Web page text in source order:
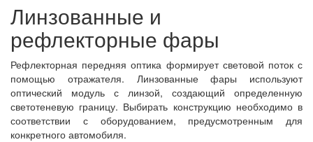
Линзованные и
рефлекторные фары
Рефлекторная передняя оптика формирует световой поток с
помощью отражателя. Линзованные фары используют
оптический модуль с линзой, создающий определенную
светотеневую границу. Выбирать конструкцию необходимо в
соответствии с оборудованием, предусмотренным для
конкретного автомобиля.